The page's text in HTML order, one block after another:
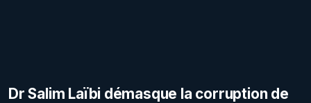
Dr Salim Laïbi démasque la corruption de